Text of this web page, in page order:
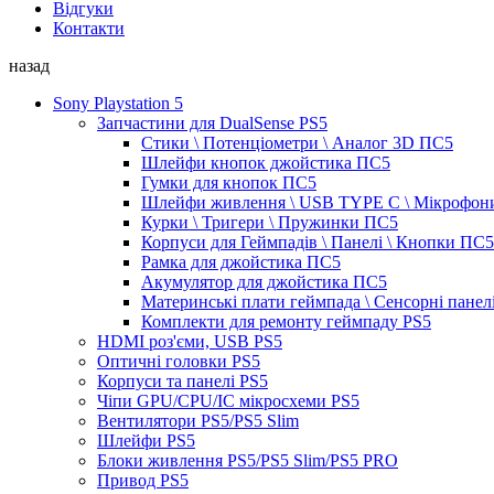
Відгуки
Контакти
назад
Sony Playstation 5
Запчастини для DualSense PS5
Стики \ Потенціометри \ Аналог 3D ПС5
Шлейфи кнопок джойстика ПС5
Гумки для кнопок ПС5
Шлейфи живлення \ USB TYPE C \
Курки \ Тригери \ Пружинки ПС5
Корпуси для Геймпадів \ Панелі \ Кнопки ПС5
Рамка для джойстика ПС5
Акумулятор для джойстика ПС5
Материнські плати геймпада \ Сенсорні
Комплекти для ремонту геймпаду PS5
HDMI роз'єми, USB PS5
Оптичні головки PS5
Корпуси та панелі PS5
Чіпи GPU/CPU/IC мікросхеми PS5
Вентилятори PS5/PS5 Slim
Шлейфи PS5
Блоки живлення PS5/PS5 Slim/PS5 PRO
Привод PS5